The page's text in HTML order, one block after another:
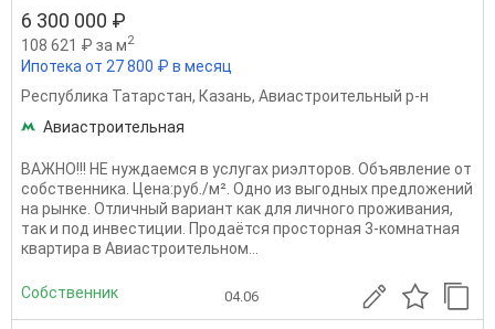
6 300 000 ₽
108 621 ₽ за м2
Ипотека от 27 800 ₽ в месяц
Республика Татарстан, Казань, Авиастроительный р-н
Авиастроительная
ВАЖНО!!! НЕ нуждаемся в услугах риэлторов. Объявление от
собственника. Цена:руб./м². Одно из выгодных предложений
на рынке. Отличный вариант как для личного проживания,
так и под инвестиции. Продаётся просторная 3-комнатная
квартира в Авиастроительном...
Собственник 04.06